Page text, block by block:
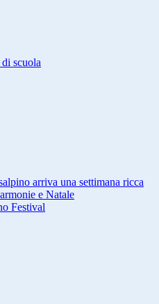
scuola
arriva una settimana ricca
e Natale
Festival